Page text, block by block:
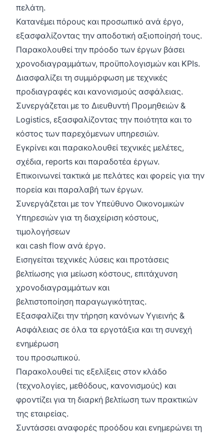
πελάτη.
Κατανέμει πόρους και προσωπικό ανά έργο,
εξασφαλίζοντας την αποδοτική αξιοποίησή τους.
Παρακολουθεί την πρόοδο των έργων βάσει
χρονοδιαγραμμάτων, προϋπολογισμών και KPIs.
Διασφαλίζει τη συμμόρφωση με τεχνικές
προδιαγραφές και κανονισμούς ασφάλειας.
Συνεργάζεται με το Διευθυντή Προμηθειών &
Logistics, εξασφαλίζοντας την ποιότητα και το
κόστος των παρεχόμενων υπηρεσιών.
Εγκρίνει και παρακολουθεί τεχνικές μελέτες,
σχέδια, reports και παραδοτέα έργων.
Επικοινωνεί τακτικά με πελάτες και φορείς για την
πορεία και παραλαβή των έργων.
Συνεργάζεται με τον Υπεύθυνο Οικονομικών
Υπηρεσιών για τη διαχείριση κόστους,
τιμολογήσεων
και cash flow ανά έργο.
Εισηγείται τεχνικές λύσεις και προτάσεις
βελτίωσης για μείωση κόστους, επιτάχυνση
χρονοδιαγραμμάτων και
βελτιστοποίηση παραγωγικότητας.
Εξασφαλίζει την τήρηση κανόνων Υγιεινής &
Ασφάλειας σε όλα τα εργοτάξια και τη συνεχή
ενημέρωση
του προσωπικού.
Παρακολουθεί τις εξελίξεις στον κλάδο
(τεχνολογίες, μεθόδους, κανονισμούς) και
φροντίζει για τη διαρκή βελτίωση των πρακτικών
της εταιρείας.
Συντάσσει αναφορές προόδου και ενημερώνει τη